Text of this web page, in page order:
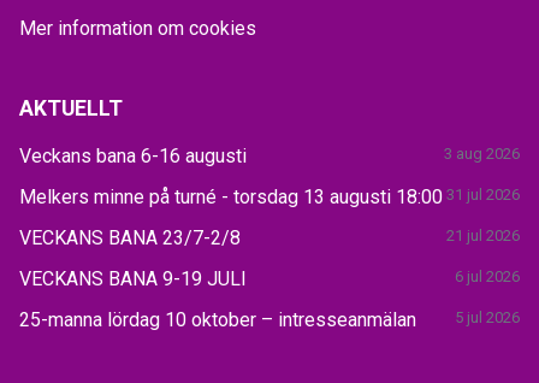
Mer information om cookies
AKTUELLT
Veckans bana 6-16 augusti 3 aug 2026
Melkers minne på turné - torsdag 13 augusti 18:00 31 jul 2026
VECKANS BANA 23/7-2/8 21 jul 2026
VECKANS BANA 9-19 JULI 6 jul 2026
25-manna lördag 10 oktober – intresseanmälan 5 jul 2026